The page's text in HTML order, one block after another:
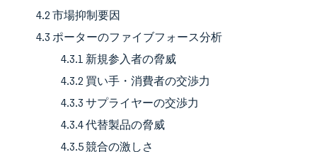
4.2 市場抑制要因
4.3 ポーターのファイブフォース分析
4.3.1 新規参入者の脅威
4.3.2 買い手・消費者の交渉力
4.3.3 サプライヤーの交渉力
4.3.4 代替製品の脅威
4.3.5 競合の激しさ